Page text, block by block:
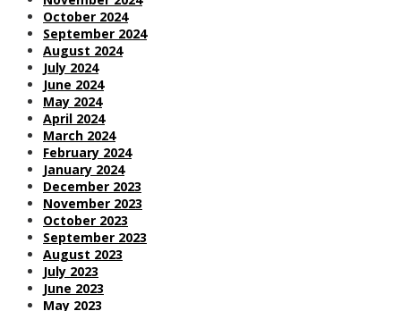
October 2024
September 2024
August 2024
July 2024
June 2024
May 2024
April 2024
March 2024
February 2024
January 2024
December 2023
November 2023
October 2023
September 2023
August 2023
July 2023
June 2023
May 2023